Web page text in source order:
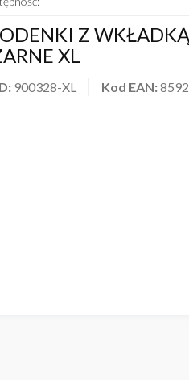
Z
XL
900328-XL Kod EAN: